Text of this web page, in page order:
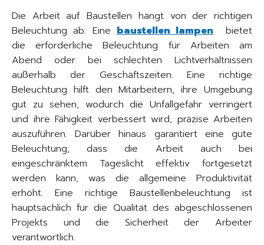
Die Arbeit auf Baustellen hängt von der richtigen
Beleuchtung ab. Eine baustellen lampen bietet
die erforderliche Beleuchtung für Arbeiten am
Abend oder bei schlechten Lichtverhältnissen
außerhalb der Geschäftszeiten. Eine richtige
Beleuchtung hilft den Mitarbeitern, ihre Umgebung
gut zu sehen, wodurch die Unfallgefahr verringert
und ihre Fähigkeit verbessert wird, präzise Arbeiten
auszuführen. Darüber hinaus garantiert eine gute
Beleuchtung, dass die Arbeit auch bei
eingeschränktem Tageslicht effektiv fortgesetzt
werden kann, was die allgemeine Produktivität
erhöht. Eine richtige Baustellenbeleuchtung ist
hauptsächlich für die Qualität des abgeschlossenen
Projekts und die Sicherheit der Arbeiter
verantwortlich.